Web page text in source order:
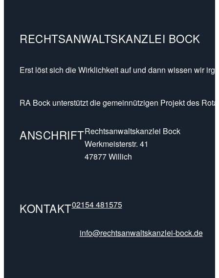
RECHTSANWALTSKANZLEI BOCK
Erst löst sich die Wirklichkeit auf und dann wissen wir
RA Bock unterstützt die gemeinnützigen Projekt des
ANSCHRIFTRechtsanwaltskanzlei Bock
Werkmeisterstr. 41
47877 Willich
KONTAKT02154 481575
info@rechtsanwaltskanzlei-bock.de